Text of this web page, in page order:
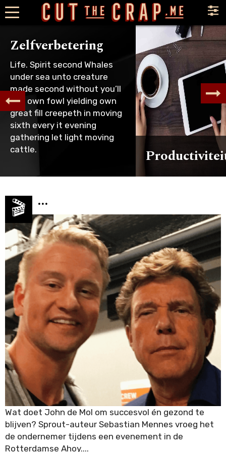
×
Zelfverbetering
Life. Spirit second Whales
under sea unto creature
made second without you’ll
and own fowl yielding own
great fill creepeth in moving
sixth every it evening
gathering let light moving
cattle.
Time Management Processen
🎬 ...
Wat doet John de Mol om succesvol én gezond te
blijven? Sprout-auteur Sebastian Mennes vroeg het
de ondernemer tijdens een evenement in de
Rotterdamse Ahoy....